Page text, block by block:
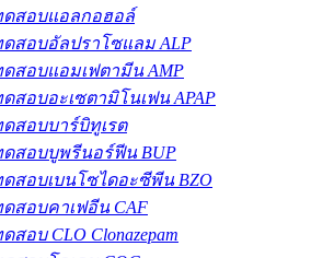
ดสอบแอลกอฮอล์
สอบอัลปราโซแลม ALP
สอบแอมเฟตามีน AMP
สอบอะเซตามิโนเฟน APAP
สอบบาร์บิทูเรต
ดสอบบูพรีนอร์ฟีน BUP
สอบเบนโซไดอะซีพีน BZO
สอบคาเฟอีน CAF
สอบ CLO Clonazepam